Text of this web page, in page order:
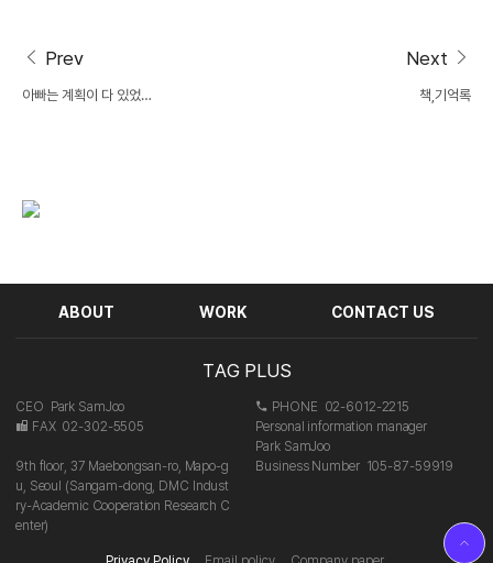
Prev
아빠는 계획이 다 있었구
Next
책,기억록
ABOUT WORK CONTACT US
TAG PLUS
CEO Park SamJoo PHONE 02-6012-2215
FAX 02-302-5505
Personal information manager
Park SamJoo
9th floor, 37 Maebongsan-ro, Mapo-g
u, Seoul (Sangam-dong, DMC Indust
ry-Academic Cooperation Research C
enter)
Business Number 105-87-59919